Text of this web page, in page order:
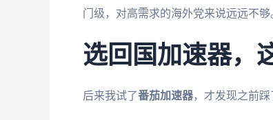
门级，对高需求的海外党来说远远不够
选回国加速器，
后来我试了番茄加速器，才发现之前踩